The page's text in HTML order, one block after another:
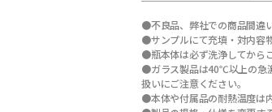
●不良品、弊社での商品間違
●サンプルにて充填・対内容
●瓶本体は必ず洗浄してから
●ガラス製品は40℃以上の急
扱いにご注意ください。
●本体や付属品の耐熱温度は